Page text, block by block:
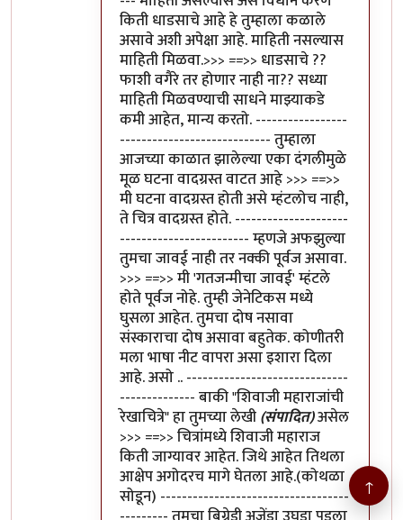
किती धाडसाचे आहे हे तुम्हाला कळाले
असावे अशी अपेक्षा आहे. माहिती नसल्यास
माहिती मिळवा.>>> ==>> धाडसाचे ??
फाशी वगैरे तर होणार नाही ना?? सध्या
माहिती मिळवण्याची साधने माझ्याकडे
कमी आहेत, मान्य करतो. -----------------
---------------------------- तुम्हाला
आजच्या काळात झालेल्या एका दंगलीमुळे
मूळ घटना वादग्रस्त वाटत आहे >>> ==>>
मी घटना वादग्रस्त होती असे म्हंटलोच नाही,
ते चित्र वादग्रस्त होते. ---------------------
------------------------ म्हणजे अफझुल्या
तुमचा जावई नाही तर नक्की पूर्वज असावा.
>>> ==>> मी 'गतजन्मीचा जावई' म्हंटले
होते पूर्वज नोहे. तुम्ही जेनेटिकस मध्ये
घुसला आहेत. तुमचा दोष नसावा
संस्काराचा दोष असावा बहुतेक. कोणीतरी
मला भाषा नीट वापरा असा इशारा दिला
आहे. असो .. ------------------------------
-------------- बाकी "शिवाजी महाराजांची
रेखाचित्रे" हा तुमच्या लेखी(संपादित)असेल
>>> ==>> चित्रांमध्ये शिवाजी महाराज
किती जाग्यावर आहेत. जिथे आहेत तिथला
आक्षेप अगोदरच मागे घेतला आहे.(कोथळा
सोडून) ----------------------------------- ↑